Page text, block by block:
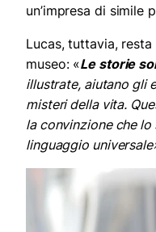
un’impresa di simile
Lucas, tuttavia,
museo: «Le storie
illustrate, aiutano gli
misteri della vita.
la convinzione che
linguaggio